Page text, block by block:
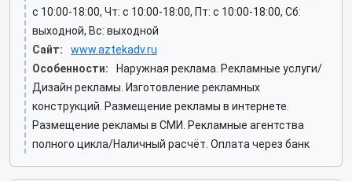
c 10:00-18:00, Чт: c 10:00-18:00, Пт: c 10:00-18:00, Сб:
выходной, Вс: выходной
Сайт:
www.aztekadv.ru
Особенности:
Наружная реклама. Рекламные услуги/
Дизайн рекламы. Изготовление рекламных
конструкций. Размещение рекламы в интернете.
Размещение рекламы в СМИ. Рекламные агентства
полного цикла/Наличный расчёт. Оплата через банк